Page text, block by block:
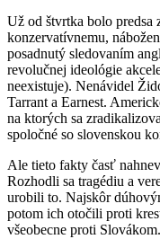
Už od štvrtka bolo predsa
konzervatívnemu,
posadnutý sledovaním
revolučnej ideológie
neexistuje). Nenávidel
Tarrant a Earnest.
na ktorých sa
spoločné so slovenskou
Ale tieto fakty časť
Rozhodli sa tragédiu a
urobili to. Najskôr
potom ich otočili proti
všeobecne proti Slovákom.